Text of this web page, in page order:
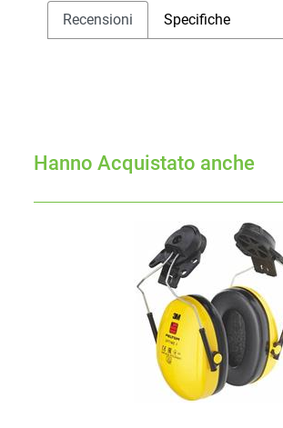
Recensioni Specifiche
Hanno Acquistato anche